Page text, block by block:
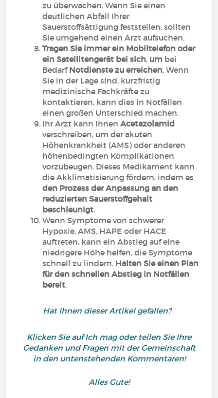
zu überwachen. Wenn Sie einen
deutlichen Abfall Ihrer
Sauerstoffsättigung feststellen, sollten
Sie umgehend einen Arzt aufsuchen.
Tragen Sie immer ein Mobiltelefon oder
ein Satellitengerät bei sich, um bei
BedarfNotdienste zu erreichen. Wenn
Sie in der Lage sind, kurzfristig
medizinische Fachkräfte zu
kontaktieren, kann dies in Notfällen
einen großen Unterschied machen.
Ihr Arzt kann IhnenAcetazolamid
verschreiben, um der akuten
Höhenkrankheit (AMS) oder anderen
höhenbedingten Komplikationen
vorzubeugen. Dieses Medikament kann
die Akklimatisierung fördern, indem es
den Prozess der Anpassung an den
reduzierten Sauerstoffgehalt
beschleunigt.
Wenn Symptome von schwerer
Hypoxie, AMS, HAPE oder HACE
auftreten, kann ein Abstieg auf eine
niedrigere Höhe helfen, die Symptome
schnell zu lindern. Halten Sie einen Plan
für den schnellen Abstieg in Notfällen
bereit.
Hat Ihnen dieser Artikel gefallen?
Klicken Sie auf Ich mag oder teilen Sie Ihre
Gedanken und Fragen mit der Gemeinschaft
in den untenstehenden Kommentaren!
Alles Gute!